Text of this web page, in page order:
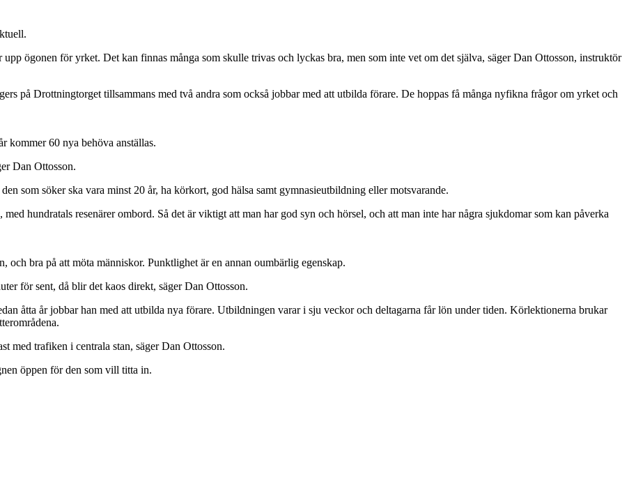
ögonen för yrket. Det kan finnas många som skulle trivas och lyckas bra, men som inte vet om det själva, säger Dan Ottosson, instruktör
på Drottningtorget tillsammans med två andra som också jobbar med att utbilda förare. De hoppas få många nyfikna frågor om yrket och
kommer 60 nya behöva anställas.
Dan Ottosson.
som söker ska vara minst 20 år, ha körkort, god hälsa samt gymnasieutbildning eller motsvarande.
hundratals resenärer ombord. Så det är viktigt att man har god syn och hörsel, och att man inte har några sjukdomar som kan påverka
och bra på att möta människor. Punktlighet är en annan oumbärlig egenskap.
för sent, då blir det kaos direkt, säger Dan Ottosson.
åtta år jobbar han med att utbilda nya förare. Utbildningen varar i sju veckor och deltagarna får lön under tiden. Körlektionerna brukar
med trafiken i centrala stan, säger Dan Ottosson.
öppen för den som vill titta in.